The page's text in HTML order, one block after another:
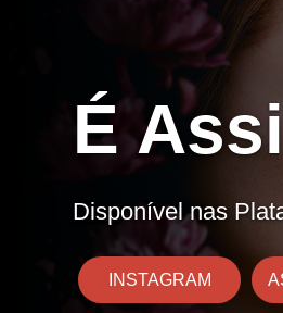
É
Disponível nas
INSTAGRAM